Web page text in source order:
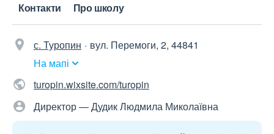
Контакти Про школу
с. Туропин
вул. Перемоги, 2, 44841
На мапі
turopin.wixsite.com/turopin
Директор — Дудик Людмила Миколаївна